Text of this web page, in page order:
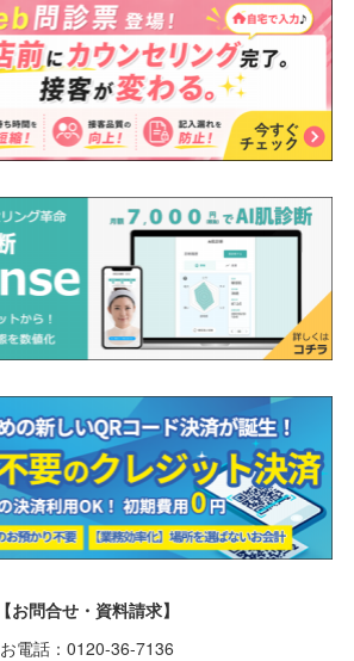
【お問合せ・資料請求】
お電話：0120-36-7136